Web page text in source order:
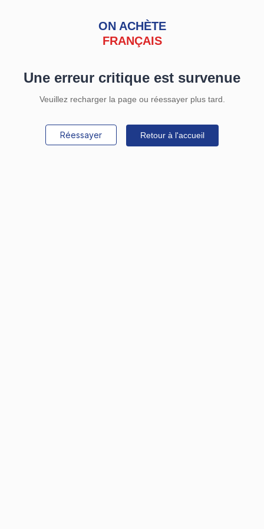
ON ACHÈTE
FRANÇAIS
Une erreur critique est survenue
Veuillez recharger la page ou réessayer plus tard.
Réessayer Retour à l'accueil